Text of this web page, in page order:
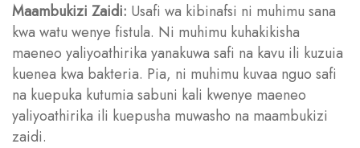
Maambukizi Zaidi: Usafi wa kibinafsi ni muhimu sana
kwa watu wenye fistula. Ni muhimu kuhakikisha
maeneo yaliyoathirika yanakuwa safi na kavu ili kuzuia
kuenea kwa bakteria. Pia, ni muhimu kuvaa nguo safi
na kuepuka kutumia sabuni kali kwenye maeneo
yaliyoathirika ili kuepusha muwasho na maambukizi
zaidi.